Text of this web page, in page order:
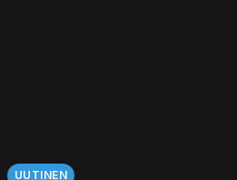
UUTINEN